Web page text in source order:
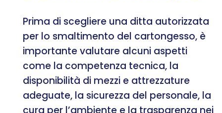
Prima di scegliere una ditta autorizzata
per lo smaltimento del cartongesso, è
importante valutare alcuni aspetti
come la competenza tecnica, la
disponibilità di mezzi e attrezzature
adeguate, la sicurezza del personale, la
cura per l’ambiente e la trasparenza nei